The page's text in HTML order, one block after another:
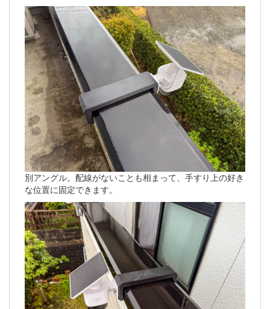
別アングル。配線がないことも相まって、手すり上の好き
な位置に固定できます。